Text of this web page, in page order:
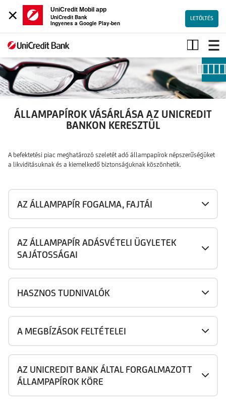
×
UniCredit Mobil app
UniCredit Bank
Ingyenes a Google Play-ben
LETÖLTÉS
Állampapírok
forgalmazása
az
UniCredit
Bankon
keresztül
ÁLLAMPAPÍROK VÁSÁRLÁSA AZ UNICREDIT
BANKON KERESZTÜL
A befektetési piac meghatározó szeletét adó állampapírok népszerűségüket
a likviditásuknak és a kiemelkedő biztonságuknak köszönhetik.
AZ ÁLLAMPAPÍR FOGALMA, FAJTÁI
AZ ÁLLAMPAPÍR ADÁSVÉTELI ÜGYLETEK
SAJÁTOSSÁGAI
HASZNOS TUDNIVALÓK
A MEGBÍZÁSOK FELTÉTELEI
AZ UNICREDIT BANK ÁLTAL FORGALMAZOTT
ÁLLAMPAPÍROK KÖRE